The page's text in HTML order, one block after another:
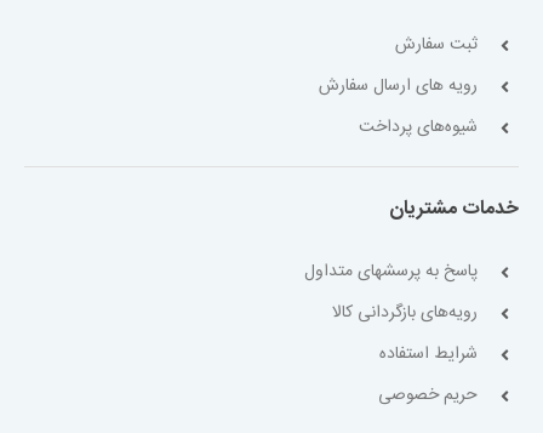
ثبت سفارش
رویه های ارسال سفارش
شیوه‌های پرداخت
خدمات مشتریان
پاسخ به پرسشهای متداول
رویه‌های بازگردانی کالا
شرایط استفاده
حریم خصوصی